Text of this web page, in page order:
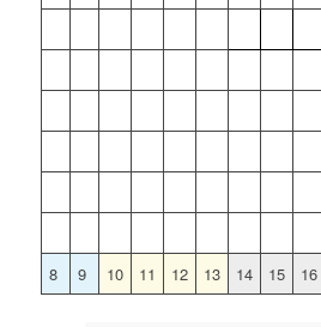
8
9 10 11 12 13 14 15 16